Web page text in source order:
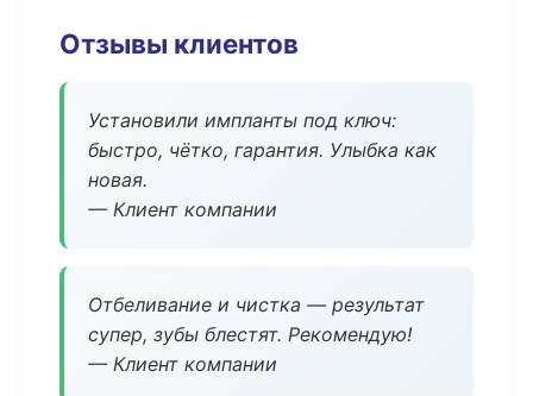
Отзывы клиентов
Установили импланты под ключ:
быстро, чётко, гарантия. Улыбка как
новая.
— Клиент компании
Отбеливание и чистка — результат
супер, зубы блестят. Рекомендую!
— Клиент компании